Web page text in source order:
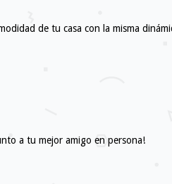
de tu casa con la misma
a tu mejor amigo en persona!